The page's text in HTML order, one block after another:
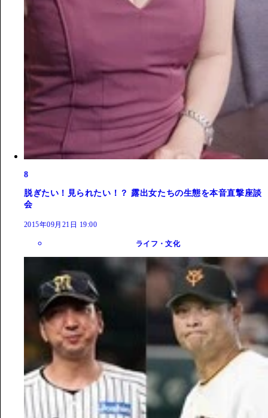
8
脱ぎたい！見られたい！？ 露出女たちの生態を本音直撃座談
会
2015年09月21日 19:00
ライフ・文化